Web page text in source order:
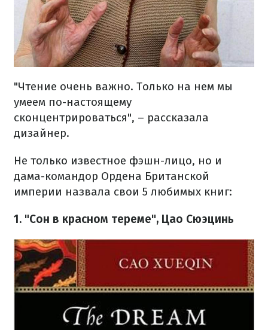
"Чтение очень важно. Только на нем мы
умеем по-настоящему
сконцентрироваться", – рассказала
дизайнер.
Не только известное фэшн-лицо, но и
дама-командор Ордена Британской
империи назвала свои 5 любимых книг:
1. "Сон в красном тереме", Цао Сюэцинь